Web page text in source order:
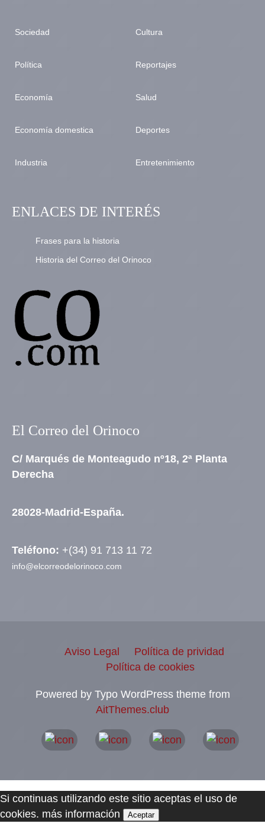
Sociedad
Política
Economía
Economía domestica
Industria
Cultura
Reportajes
Salud
Deportes
Entretenimiento
ENLACES DE INTERÉS
Frases para la historia
Historia del Correo del Orinoco
El Correo del Orinoco
C/ Marqués de Monteagudo nº18, 2ª Planta
Derecha
28028-Madrid-España.
Teléfono: +(34) 91 713 11 72
info@elcorreodelorinoco.com
Aviso Legal
Política de prividad
Política de cookies
Powered by Typo WordPress theme from
AitThemes.club
Si continuas utilizando este sitio aceptas el uso de
cookies. más información Aceptar